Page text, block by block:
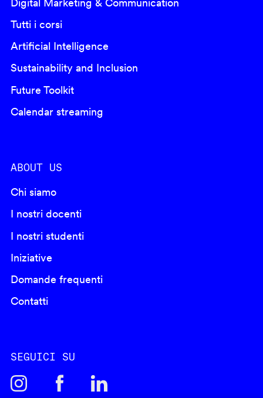
Tutti i corsi
Artificial Intelligence
Sustainability and Inclusion
Future Toolkit
Calendar streaming
ABOUT US
Chi siamo
I nostri docenti
I nostri studenti
Iniziative
Domande frequenti
Contatti
SEGUICI SU